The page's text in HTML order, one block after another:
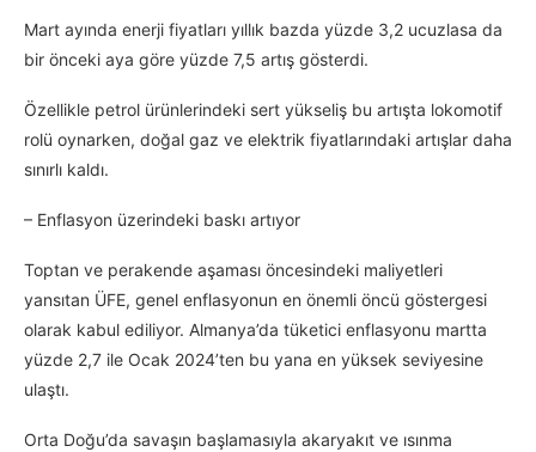
Mart ayında enerji fiyatları yıllık bazda yüzde 3,2 ucuzlasa da
bir önceki aya göre yüzde 7,5 artış gösterdi.
Özellikle petrol ürünlerindeki sert yükseliş bu artışta lokomotif
rolü oynarken, doğal gaz ve elektrik fiyatlarındaki artışlar daha
sınırlı kaldı.
– Enflasyon üzerindeki baskı artıyor
Toptan ve perakende aşaması öncesindeki maliyetleri
yansıtan ÜFE, genel enflasyonun en önemli öncü göstergesi
olarak kabul ediliyor. Almanya’da tüketici enflasyonu martta
yüzde 2,7 ile Ocak 2024’ten bu yana en yüksek seviyesine
ulaştı.
Orta Doğu’da savaşın başlamasıyla akaryakıt ve ısınma